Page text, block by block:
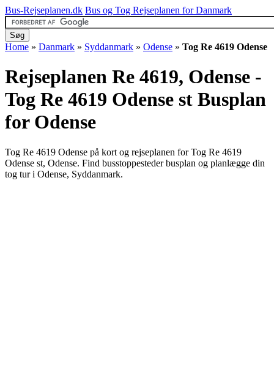
Bus-Rejseplanen.dk Bus og Tog Rejseplanen for Danmark
Home » Danmark » Syddanmark » Odense » Tog Re 4619 Odense
Rejseplanen Re 4619, Odense -
Tog Re 4619 Odense st Busplan
for Odense
Tog Re 4619 Odense på kort og rejseplanen for Tog Re 4619
Odense st, Odense. Find busstoppesteder busplan og planlægge din
tog tur i Odense, Syddanmark.